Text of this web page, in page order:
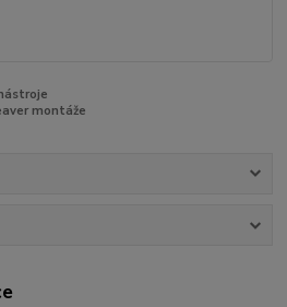
montáže